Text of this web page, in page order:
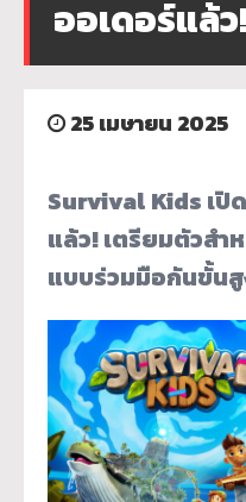
ออเดอร์แล้
25 เมษายน 2025
Survival Kids เปิ
แล้ว!เตรียมตัวสำ
แบบร่วมมือกันขั้น